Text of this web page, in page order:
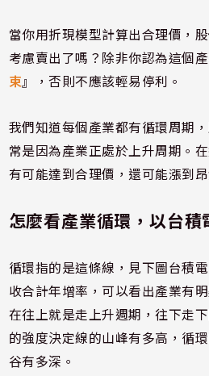
當你用折現模型計算出合理價，
考慮賣出了嗎？除非你認為這個
束』，否則不應該輕易停利。
我們知道每個產業都有循環周期
常是因為產業正處於上升周期。
有可能達到合理價，還可能漲到昂
怎麼看產業循環，以台積
循環指的是這條線，見下圖台積
收合計年增率，可以看出產業有
在往上就是走上升週期，往下走
的強度決定線的山峰有多高，循
谷有多深。